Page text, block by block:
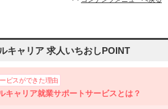
キャリア 求人いちおしPOINT
ビスができた理由
キャリア就業サポートサービスとは？